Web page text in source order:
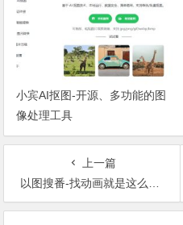
小宾AI抠图-开源、多功能的图
像处理工具
上一篇
以图搜番-找动画就是这么简单